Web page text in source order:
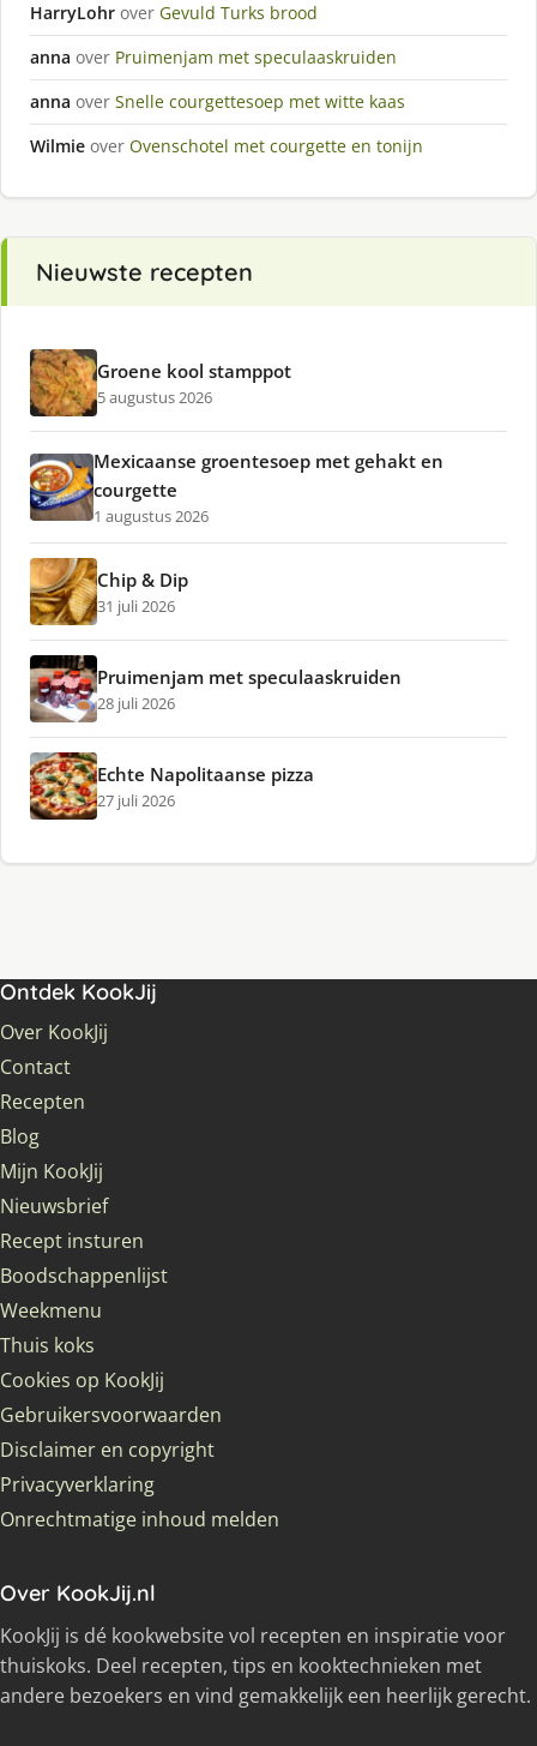
HarryLohr over Gevuld Turks brood
anna over Pruimenjam met speculaaskruiden
anna over Snelle courgettesoep met witte kaas
Wilmie over Ovenschotel met courgette en tonijn
Nieuwste recepten
Groene kool stamppot
5 augustus 2026
Mexicaanse groentesoep met gehakt en
courgette
1 augustus 2026
Chip & Dip
31 juli 2026
Pruimenjam met speculaaskruiden
28 juli 2026
Echte Napolitaanse pizza
27 juli 2026
Ontdek KookJij
Over KookJij
Contact
Recepten
Blog
Mijn KookJij
Nieuwsbrief
Recept insturen
Boodschappenlijst
Weekmenu
Thuis koks
Cookies op KookJij
Gebruikersvoorwaarden
Disclaimer en copyright
Privacyverklaring
Onrechtmatige inhoud melden
Over KookJij.nl
KookJij is dé kookwebsite vol recepten en inspiratie voor
thuiskoks. Deel recepten, tips en kooktechnieken met
andere bezoekers en vind gemakkelijk een heerlijk gerecht.